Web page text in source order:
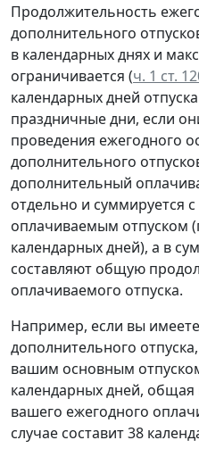
Продолжительность
дополнительного
в календарных днях и
ограничивается (ч. 1 ст.
календарных дней
праздничные дни, если
проведения ежегодного
дополнительного
дополнительный
отдельно и суммируется
оплачиваемым отпуском
календарных дней), а в
составляют общую
оплачиваемого отпуска.
Например, если вы
дополнительного
вашим основным
календарных дней,
вашего ежегодного
случае составит 38